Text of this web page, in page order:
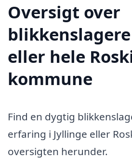
Oversigt over
eller hele
kommune
Find en dygtig
erfaring i Jyllinge eller
oversigten herunder.